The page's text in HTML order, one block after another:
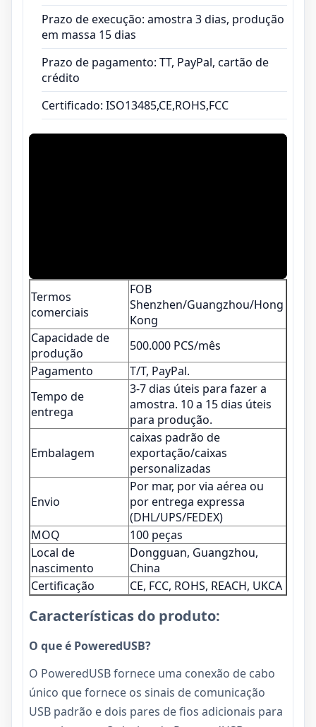
Prazo de execução: amostra 3 dias, produção
em massa 15 dias
Prazo de pagamento: TT, PayPal, cartão de
crédito
Certificado: ISO13485,CE,ROHS,FCC
Termos
comerciais
FOB
Shenzhen/Guangzhou/Hong
Kong
Capacidade de
produção
500.000 PCS/mês
Pagamento
T/T, PayPal.
Tempo de
entrega
3-7 dias úteis para fazer a
amostra. 10 a 15 dias úteis
para produção.
Embalagem
caixas padrão de
exportação/caixas
personalizadas
Envio
Por mar, por via aérea ou
por entrega expressa
(DHL/UPS/FEDEX)
MOQ
100 peças
Local de
nascimento
Dongguan, Guangzhou,
China
Certificação
CE, FCC, ROHS, REACH, UKCA
Características do produto:
O que é PoweredUSB?
O PoweredUSB fornece uma conexão de cabo
único que fornece os sinais de comunicação
USB padrão e dois pares de fios adicionais para